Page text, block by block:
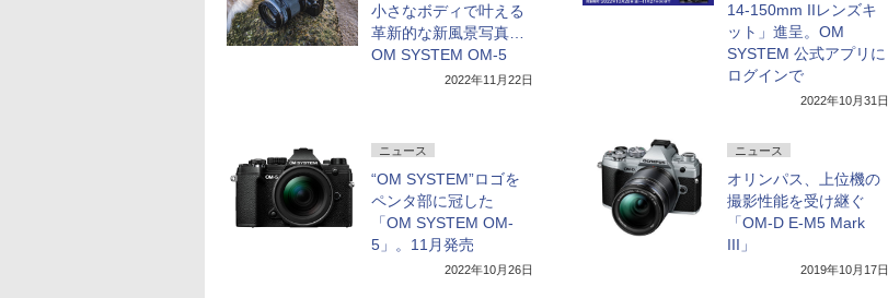
小さなボディで叶える
革新的な新風景写真…
OM SYSTEM OM-5
2022年11月22日
14-150mm IIレンズキ
ット」進呈。OM
SYSTEM 公式アプリに
ログインで
2022年10月31日
ニュース
“OM SYSTEM”ロゴを
ペンタ部に冠した
「OM SYSTEM OM-
5」。11月発売
2022年10月26日
ニュース
オリンパス、上位機の
撮影性能を受け継ぐ
「OM-D E-M5 Mark
III」
2019年10月17日